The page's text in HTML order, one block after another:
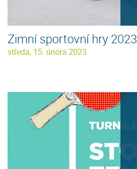
Zimní sportovní hry 2023
středa, 15. února 2023